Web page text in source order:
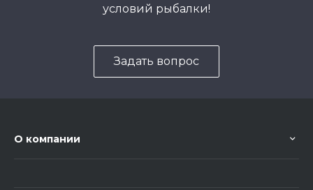
условий рыбалки!
Задать вопрос
О компании